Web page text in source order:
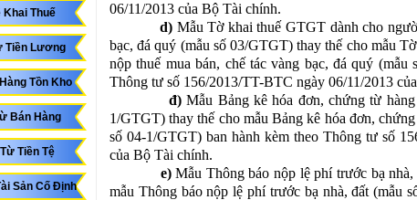
Khai Thuế
Tiền Lương
Tồn Kho
Bán Hàng
Tiền Tệ
Sản Cố Định
06/11/2013 của Bộ Tài chính.
d) Mẫu Tờ khai thuế GTGT dành cho
bạc, đá quý (mẫu số 03/GTGT) thay thế cho mẫu
nộp thuế mua bán, chế tác vàng bạc, đá quý
Thông tư số 156/2013/TT-BTC ngày 06/11/2013
đ)Mẫu Bảng kê hóa đơn, chứng từ
1/GTGT) thay thế cho mẫu Bảng kê hóa đơn,
số 04-1/GTGT) ban hành kèm theo Thông tư số
của Bộ Tài chính.
e)Mẫu Thông báo nộp lệ phí trước bạ
mẫu Thông báo nộp lệ phí trước bạ nhà, đất (mẫu